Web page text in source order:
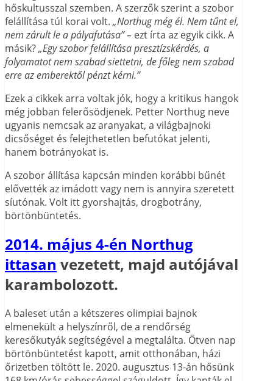
hőskultusszal szemben. A szerzők szerint a szobor
felállítása túl korai volt. „Northug még él. Nem tűnt el,
nem zárult le a pályafutása” – ezt írta az egyik cikk. A
másik?„Egy szobor felállítása presztízskérdés, a
folyamatot nem szabad siettetni, de főleg nem szabad
erre az emberektől pénzt kérni.”
Ezek a cikkek arra voltak jók, hogy a kritikus hangok
még jobban felerősödjenek. Petter Northug neve
ugyanis nemcsak az aranyakat, a világbajnoki
dicsőséget és felejthetetlen befutókat jelenti,
hanem botrányokat is.
A szobor állítása kapcsán minden korábbi bűnét
elővették az imádott vagy nem is annyira szeretett
síutónak. Volt itt gyorshajtás, drogbotrány,
börtönbüntetés.
2014. május 4-én Northug
ittasan vezetett, majd autójával
karambolozott.
A baleset után a kétszeres olimpiai bajnok
elmenekült a helyszínről, de a rendőrség
keresőkutyák segítségével a megtalálta. Ötven nap
börtönbüntetést kapott, amit otthonában, házi
őrizetben töltött le. 2020. augusztus 13-án hősünk